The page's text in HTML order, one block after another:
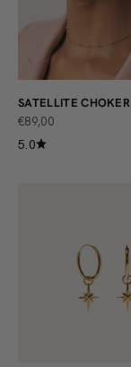
SATELLITE CHOKER
ANGEBOT
€89,00
5.0